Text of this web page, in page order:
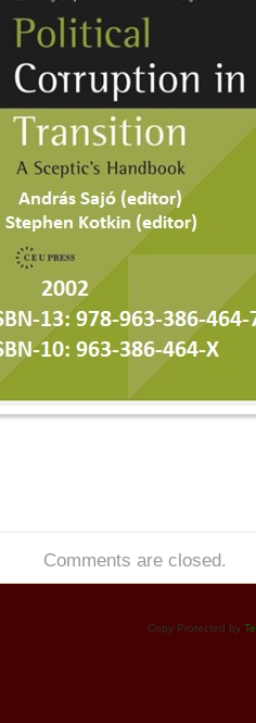
Comments are closed.
Copy Protected by